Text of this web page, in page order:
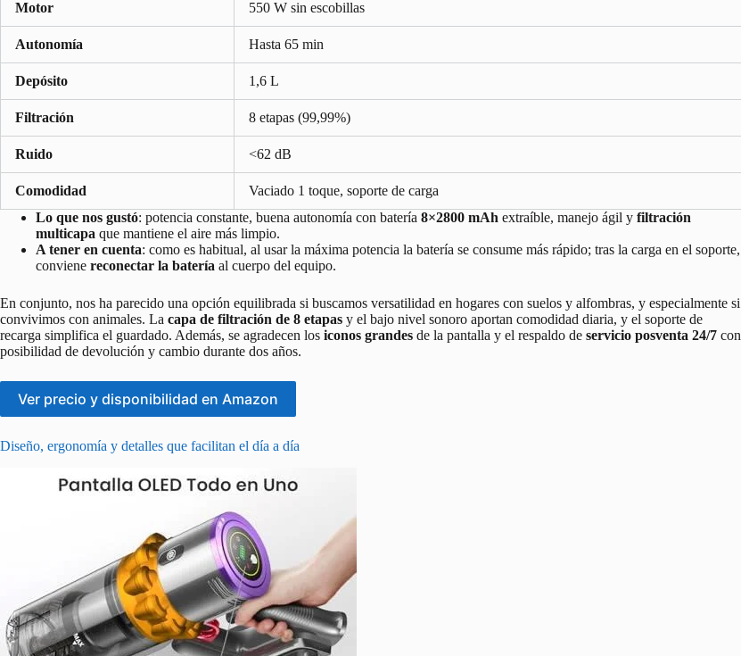
Motor 550 W sin escobillas
Autonomía Hasta 65 min
Depósito 1,6 L
Filtración 8 etapas (99,99%)
Ruido <62 dB
Comodidad
Vaciado 1 toque, soporte de carga
Lo que nos gustó: potencia constante, buena autonomía con batería 8×2800 mAh extraíble, manejo ágil y filtración
multicapa que mantiene el aire más limpio.
A tener en cuenta: como es habitual, al usar la máxima potencia la batería se consume más rápido; tras la carga en el soporte,
conviene reconectar la batería al cuerpo del equipo.
En conjunto, nos ha parecido una opción equilibrada si buscamos versatilidad en hogares con suelos y alfombras, y especialmente si
convivimos con animales. La capa de filtración de 8 etapas y el bajo nivel sonoro aportan comodidad diaria, y el soporte de
recarga simplifica el guardado. Además, se agradecen los iconos grandes de la pantalla y el respaldo de servicio posventa 24/7 con
posibilidad de devolución y cambio durante dos años.
Ver precio y disponibilidad en Amazon
Diseño, ergonomía y detalles que facilitan el día a día